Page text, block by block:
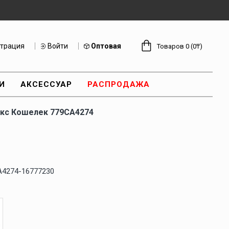
Войти Оптовая Товаров 0 (0₸)
АКСЕССУАР РАСПРОДАЖА
Кошелек 779CA4274
16777230